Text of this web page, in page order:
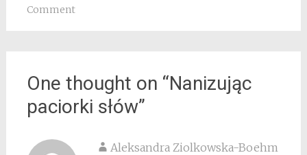
Comment
One thought on “Nanizując
paciorki słów”
Aleksandra Ziolkowska-Boehm